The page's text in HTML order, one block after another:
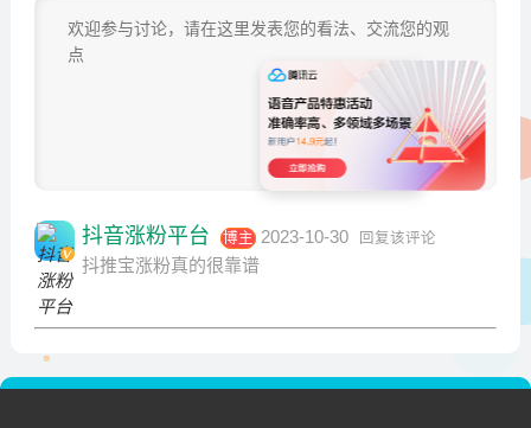
发 布
抖音涨粉平台 博主 2023-10-30 回复该评论
抖推宝涨粉真的很靠谱